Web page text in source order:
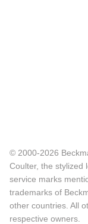
© 2000-2026
Coulter, the stylized
service marks
trademarks of
other countries. All
respective owners.